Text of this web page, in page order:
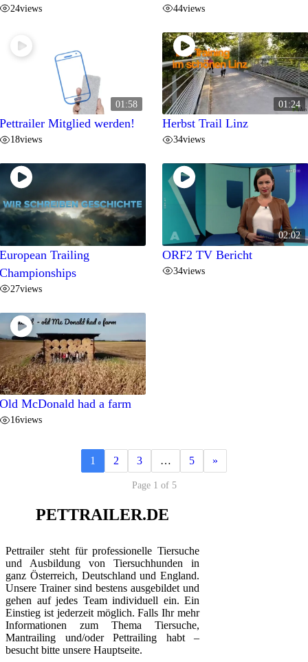
24views 44views
01:58
Pettrailer Mitglied werden!
18views
01:24
Herbst Trail Linz
34views
European Trailing
Championships
27views
02:02
ORF2 TV Bericht
34views
Old McDonald had a farm
16views
1 2 3 … 5 »
Page 1 of 5
PETTRAILER.DE
Pettrailer steht für professionelle Tiersuche
und Ausbildung von Tiersuchhunden in
ganz Österreich, Deutschland und England.
Unsere Trainer sind bestens ausgebildet und
gehen auf jedes Team individuell ein. Ein
Einstieg ist jederzeit möglich. Falls Ihr mehr
Informationen zum Thema Tiersuche,
Mantrailing und/oder Pettrailing habt –
besucht bitte unsere Hauptseite.